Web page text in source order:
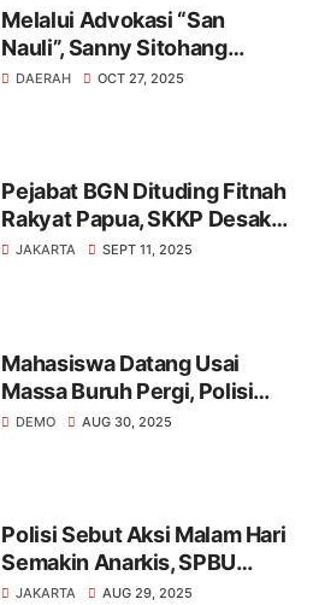
Melalui Advokasi “San
Nauli”, Sanny Sitohang
Wakili Sumatera Utara ke
DAERAH OCT 27, 2025
Pejabat BGN Dituding Fitnah
Rakyat Papua, SKKP Desak
Pencopotan Tigor
JAKARTA SEPT 11, 2025
Mahasiswa Datang Usai
Massa Buruh Pergi, Polisi
Sebut Situasi Kondusif
DEMO AUG 30, 2025
Polisi Sebut Aksi Malam Hari
Semakin Anarkis, SPBU
Dilempari Molotov
JAKARTA AUG 29, 2025